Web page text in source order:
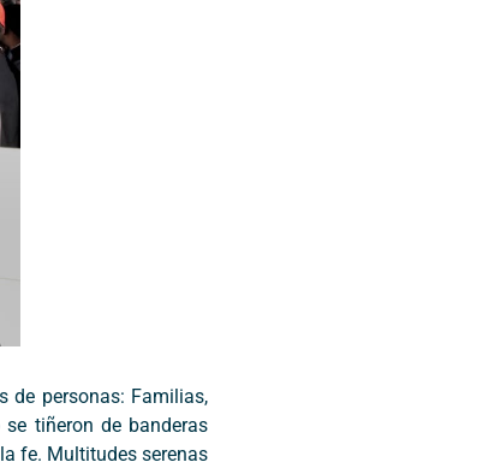
de personas: Familias,
tiñeron de banderas
fe. Multitudes serenas